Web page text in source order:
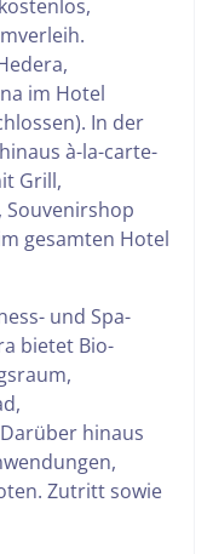
im Hotel
In der
à-la-carte-
Grill,
Souvenirshop
gesamten Hotel
und Spa-
bietet Bio-
hinaus
Zutritt sowie